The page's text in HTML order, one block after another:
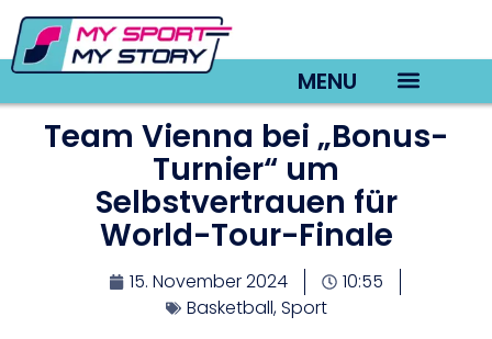
MENU
Team Vienna bei „Bonus-
Turnier“ um
Selbstvertrauen für
World-Tour-Finale
15. November 2024
10:55
Basketball,Sport